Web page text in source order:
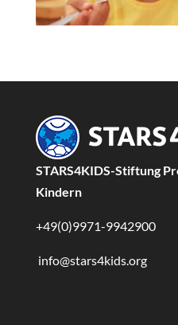
STARS4KIDS-Stiftung
Kindern
+49(0)9971-9942900
info@stars4kids.org